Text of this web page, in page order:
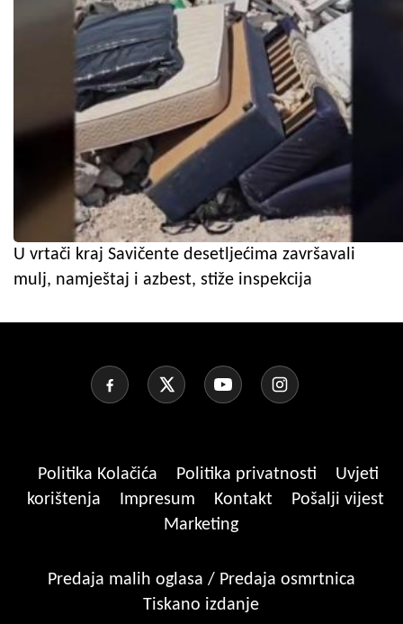
U vrtači kraj Savičente desetljećima završavali
mulj, namještaj i azbest, stiže inspekcija
Politika Kolačića Politika privatnosti
Uvjeti
korištenja
Impresum Kontakt
Pošalji vijest
Marketing
Predaja malih oglasa / Predaja osmrtnica
Tiskano izdanje